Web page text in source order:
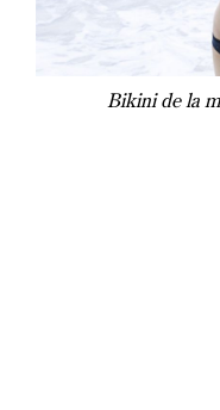
Bikini de la